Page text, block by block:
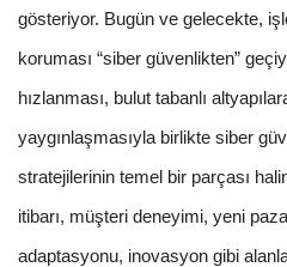
gösteriyor. Bugün ve gelecekte,
koruması “siber güvenlikten”
hızlanması, bulut tabanlı
yaygınlaşmasıyla birlikte siber
stratejilerinin temel bir parçası
itibarı, müşteri deneyimi, yeni
adaptasyonu, inovasyon gibi